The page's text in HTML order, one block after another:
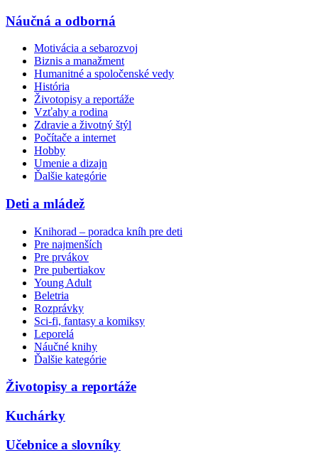
Náučná a odborná
Motivácia a sebarozvoj
Biznis a manažment
Humanitné a spoločenské vedy
História
Životopisy a reportáže
Vzťahy a rodina
Zdravie a životný štýl
Počítače a internet
Hobby
Umenie a dizajn
Ďalšie kategórie
Deti a mládež
Knihorad – poradca kníh pre deti
Pre najmenších
Pre prvákov
Pre pubertiakov
Young Adult
Beletria
Rozprávky
Sci-fi, fantasy a komiksy
Leporelá
Náučné knihy
Ďalšie kategórie
Životopisy a reportáže
Kuchárky
Učebnice a slovníky